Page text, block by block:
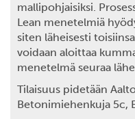
mallipohjaisiksi.
Lean menetelmiä
siten läheisesti
voidaan aloittaa
menetelmä seuraa
Tilaisuus pidetään
Betonimiehenkuja 5c,